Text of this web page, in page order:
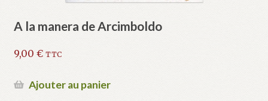
A la manera de Arcimboldo
9,00 € TTC
Ajouter au panier